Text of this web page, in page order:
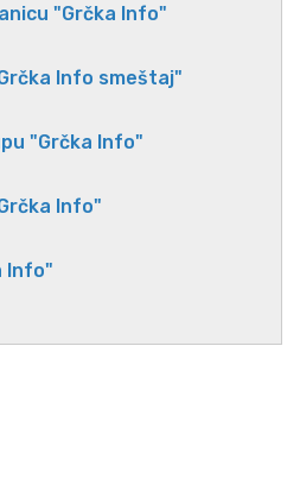
"Grčka Info"
Info smeštaj"
"Grčka Info"
Info"
Info"